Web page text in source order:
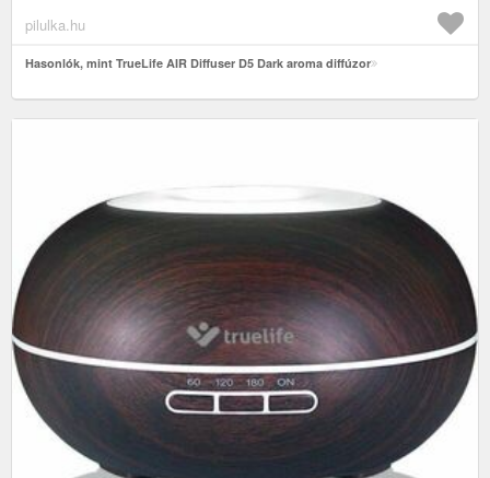
pilulka.hu
Hasonlók, mint TrueLife AIR Diffuser D5 Dark aroma diffúzor